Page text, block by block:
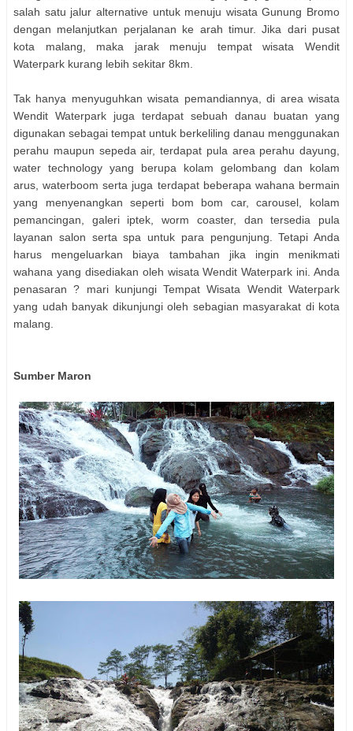
salah satu jalur alternative untuk menuju wisata Gunung Bromo
dengan melanjutkan perjalanan ke arah timur. Jika dari pusat
kota malang, maka jarak menuju tempat wisata Wendit
Waterpark kurang lebih sekitar 8km.
Tak hanya menyuguhkan wisata pemandiannya, di area wisata
Wendit Waterpark juga terdapat sebuah danau buatan yang
digunakan sebagai tempat untuk berkeliling danau menggunakan
perahu maupun sepeda air, terdapat pula area perahu dayung,
water technology yang berupa kolam gelombang dan kolam
arus, waterboom serta juga terdapat beberapa wahana bermain
yang menyenangkan seperti bom bom car, carousel, kolam
pemancingan, galeri iptek, worm coaster, dan tersedia pula
layanan salon serta spa untuk para pengunjung. Tetapi Anda
harus mengeluarkan biaya tambahan jika ingin menikmati
wahana yang disediakan oleh wisata Wendit Waterpark ini. Anda
penasaran ? mari kunjungi Tempat Wisata Wendit Waterpark
yang udah banyak dikunjungi oleh sebagian masyarakat di kota
malang.
Sumber Maron